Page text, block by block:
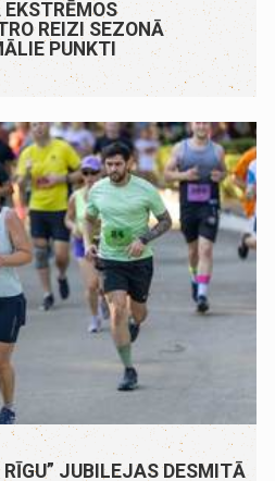
EKSTRĒMOS
REIZI SEZONĀ
PUNKTI
JUBILEJAS DESMITĀ